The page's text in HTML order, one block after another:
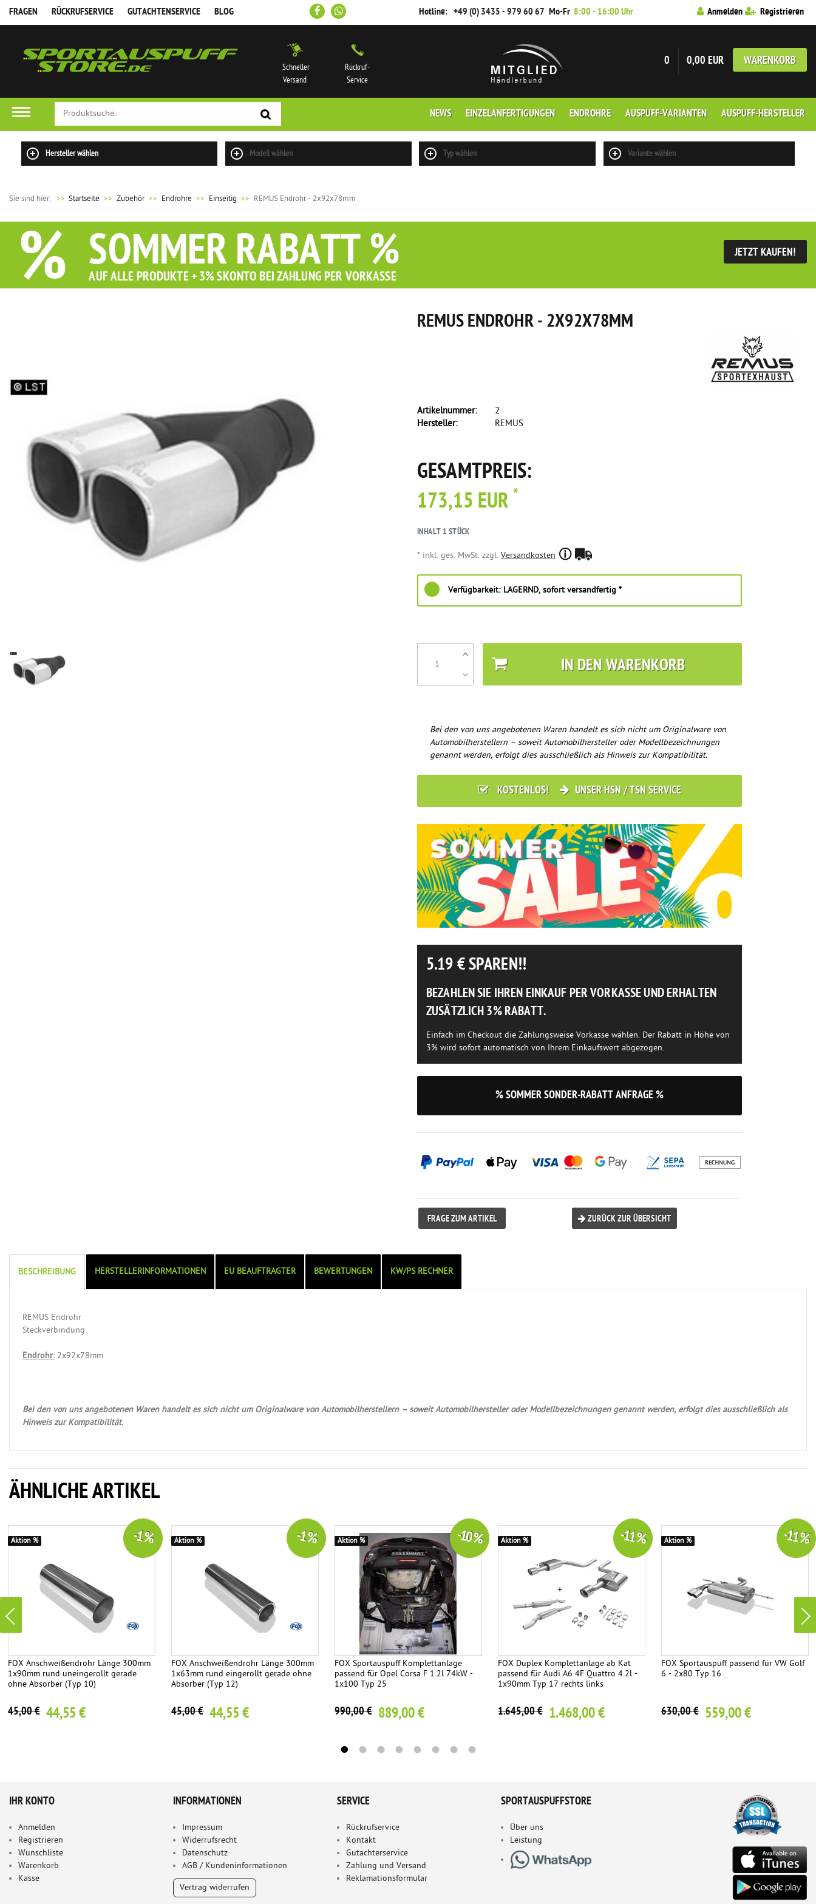
FRAGEN RÜCKRUFSERVICE GUTACHTENSERVICE BLOG Hotline: +49 (0) 3435 - 979 60 67 Mo-Fr 8:00 - 16:00 Uhr Anmelden Registrieren
0 0,00 EUR WARENKORB
Schneller
Versand
Rückruf-
Service
NEWS EINZELANFERTIGUNGEN ENDROHRE AUSPUFF-VARIANTEN AUSPUFF-HERSTELLER
Hersteller wählen Modell wählen Typ wählen Variante wählen
Sie sind hier: >> Startseite Zubehör Endrohre Einseitig REMUS Endrohr - 2x92x78mm
% SOMMER RABATT %
AUF ALLE PRODUKTE + 3% SKONTO BEI ZAHLUNG PER VORKASSE
JETZT KAUFEN!
REMUS ENDROHR - 2X92X78MM
Artikelnummer:
2
Hersteller:
REMUS
GESAMTPREIS:
173,15 EUR *
INHALT 1STÜCK
* inkl. ges. MwSt. zzgl. Versandkosten
Verfügbarkeit: LAGERND, sofort versandfertig *
IN DEN WARENKORB
Bei den von uns angebotenen Waren handelt es sich nicht um Originalware von
Automobilherstellern – soweit Automobilhersteller oder Modellbezeichnungen
genannt werden, erfolgt dies ausschließlich als Hinweis zur Kompatibilität.
KOSTENLOS! UNSER HSN / TSN SERVICE
5.19€ SPAREN!!
BEZAHLEN SIE IHREN EINKAUF PER VORKASSE UND ERHALTEN
ZUSÄTZLICH 3% RABATT.
Einfach im Checkout die Zahlungsweise Vorkasse wählen. Der Rabatt in Höhe von
3% wird sofort automatisch von Ihrem Einkaufswert abgezogen.
% SOMMER SONDER-RABATT ANFRAGE %
FRAGE ZUM ARTIKEL ZURÜCK ZUR ÜBERSICHT
BESCHREIBUNG HERSTELLERINFORMATIONEN EU BEAUFTRAGTER BEWERTUNGEN KW/PS RECHNER
REMUS Endrohr
Steckverbindung
Endrohr:2x92x78mm
Bei den von uns angebotenen Waren handelt es sich nicht um Originalware von Automobilherstellern – soweit Automobilhersteller oder Modellbezeichnungen genannt werden, erfolgt dies ausschließlich als
Hinweis zur Kompatibilität.
ÄHNLICHE ARTIKEL
FOX Anschweißendrohr Länge 300mm
1x90mm rund uneingerollt gerade
ohne Absorber (Typ 10)
45,00 € 44,55 €
-1 %
Aktion %
FOX Anschweißendrohr Länge 300mm
1x63mm rund eingerollt gerade ohne
Absorber (Typ 12)
45,00 € 44,55 €
-1 %
Aktion %
FOX Sportauspuff Komplettanlage
passend für Opel Corsa F 1.2l 74kW -
1x100 Typ 25
990,00 € 889,00 €
-10 %
Aktion %
FOX Duplex Komplettanlage ab Kat
passend für Audi A6 4F Quattro 4.2l -
1x90mm Typ 17 rechts links
1.645,00 € 1.468,00 €
-11 %
Aktion %
FOX Sportauspuff passend für VW Golf
6 - 2x80 Typ 16
630,00 € 559,00 €
-11 %
Aktion %
IHR KONTO
Anmelden
Registrieren
Wunschliste
Warenkorb
Kasse
INFORMATIONEN
Impressum
Widerrufsrecht
Datenschutz
AGB / Kundeninformationen
Vertrag widerrufen
SERVICE
Rückrufservice
Kontakt
Gutachterservice
Zahlung und Versand
Reklamationsformular
SPORTAUSPUFFSTORE
Über uns
Leistung